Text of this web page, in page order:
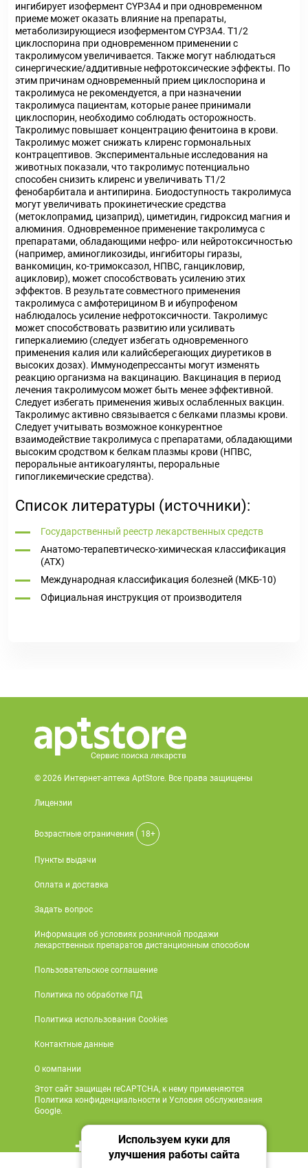
ингибирует изофермент CYP3A4 и при одновременном
приеме может оказать влияние на препараты,
метаболизирующиеся изоферментом CYP3A4. T1/2
циклоспорина при одновременном применении с
такролимусом увеличивается. Также могут наблюдаться
синергические/аддитивные нефротоксические эффекты. По
этим причинам одновременный прием циклоспорина и
такролимуса не рекомендуется, а при назначении
такролимуса пациентам, которые ранее принимали
циклоспорин, необходимо соблюдать осторожность.
Такролимус повышает концентрацию фенитоина в крови.
Такролимус может снижать клиренс гормональных
контрацептивов. Экспериментальные исследования на
животных показали, что такролимус потенциально
способен снизить клиренс и увеличивать T1/2
фенобарбитала и антипирина. Биодоступность такролимуса
могут увеличивать прокинетические средства
(метоклопрамид, цизаприд), циметидин, гидроксид магния и
алюминия. Одновременное применение такролимуса с
препаратами, обладающими нефро- или нейротоксичностью
(например, аминогликозиды, ингибиторы гиразы,
ванкомицин, ко-тримоксазол, НПВС, ганцикловир,
ацикловир), может способствовать усилению этих
эффектов. В результате совместного применения
такролимуса с амфотерицином В и ибупрофеном
наблюдалось усиление нефротоксичности. Такролимус
может способствовать развитию или усиливать
гиперкалиемию (следует избегать одновременного
применения калия или калийсберегающих диуретиков в
высоких дозах). Иммунодепрессанты могут изменять
реакцию организма на вакцинацию. Вакцинация в период
лечения такролимусом может быть менее эффективной.
Следует избегать применения живых ослабленных вакцин.
Такролимус активно связывается с белками плазмы крови.
Следует учитывать возможное конкурентное
взаимодействие такролимуса с препаратами, обладающими
высоким сродством к белкам плазмы крови (НПВС,
пероральные антикоагулянты, пероральные
гипогликемические средства).
Список литературы (источники):
Государственный реестр лекарственных средств
Анатомо-терапевтическо-химическая классификация
(ATX)
Международная классификация болезней (МКБ-10)
Официальная инструкция от производителя
© 2026 Интернет-аптека AptStore. Все права защищены
Лицензии
Возрастные ограничения 18+
Пункты выдачи
Оплата и доставка
Задать вопрос
Информация об условиях розничной продажи
лекарственных препаратов дистанционным способом
Пользовательское соглашение
Политика по обработке ПД
Политика использования Cookies
Контактные данные
О компании
Этот сайт защищен reCAPTCHA, к нему применяются
Политика конфиденциальности и Условия обслуживания
Google.
+7 495 419 18 18
Используем куки для
улучшения работы сайта